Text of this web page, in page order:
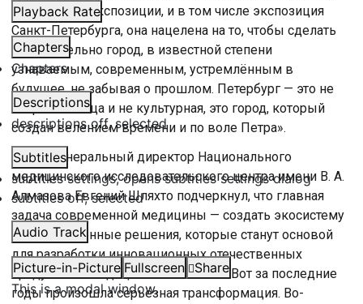
Playback Rate
Chapters
Chapters
Descriptions
descriptions off, selected
Subtitles
subtitles settings, opens subtitles settings dialog
subtitles off, selected
Audio Track
Picture-in-Picture Fullscreen
Share
This is a modal window.
время и все экспозиции, и в том числе экспозиция
Санкт-Петербурга, она нацелена на то, чтобы сделать
действительно город, в известной степени
узнаваемым, современным, устремлённым в
будущее, не забывая о прошлом. Петербург — это не
вторая столица и не культурная, это город, который
создан велением времени и по воле Петра».
Также генеральный директор Национального
медицинского исследовательского центра имени В. А.
Алмазова Евгений Шляхто подчеркнул, что главная
задача современной медицины — создать экосистему
и платформенные решения, которые станут основой
для разработки инновационных отечественных
продуктов: «Медицина тоже самое. Вот за последние
годы произошла серьёзная трансформация. Во-